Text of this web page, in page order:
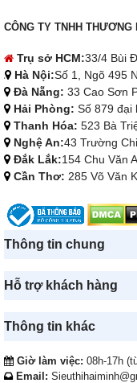
CÔNG TY TNHH
Trụ sở HCM:33/4 Bùi
Hà Nội:Số 1, Ngõ 495
Đà Nẵng: 33 Cao Sơn
Hải Phòng: Số 879 đại
Thanh Hóa: 523 Bà
Nghệ An:43 Trường
Đắk Lắk:154 Chu Văn
Cần Thơ: 285 Võ Văn
Thông tin chung
Hỗ trợ khách hàng
Thông tin khác
Giờ làm việc: 08h-17h
Email: